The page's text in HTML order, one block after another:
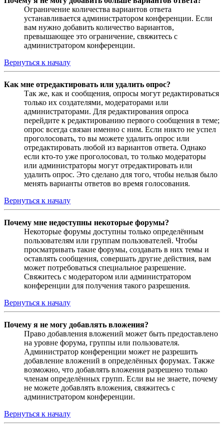
Ограничение количества вариантов ответа
устанавливается администратором конференции. Если
вам нужно добавить количество вариантов,
превышающее это ограничение, свяжитесь с
администратором конференции.
Вернуться к началу
Как мне отредактировать или удалить опрос?
Так же, как и сообщения, опросы могут редактироваться
только их создателями, модераторами или
администраторами. Для редактирования опроса
перейдите к редактированию первого сообщения в теме;
опрос всегда связан именно с ним. Если никто не успел
проголосовать, то вы можете удалить опрос или
отредактировать любой из вариантов ответа. Однако
если кто-то уже проголосовал, то только модераторы
или администраторы могут отредактировать или
удалить опрос. Это сделано для того, чтобы нельзя было
менять варианты ответов во время голосования.
Вернуться к началу
Почему мне недоступны некоторые форумы?
Некоторые форумы доступны только определённым
пользователям или группам пользователей. Чтобы
просматривать такие форумы, создавать в них темы и
оставлять сообщения, совершать другие действия, вам
может потребоваться специальное разрешение.
Свяжитесь с модератором или администратором
конференции для получения такого разрешения.
Вернуться к началу
Почему я не могу добавлять вложения?
Право добавления вложений может быть предоставлено
на уровне форума, группы или пользователя.
Администратор конференции может не разрешить
добавление вложений в определённых форумах. Также
возможно, что добавлять вложения разрешено только
членам определённых групп. Если вы не знаете, почему
не можете добавлять вложения, свяжитесь с
администратором конференции.
Вернуться к началу